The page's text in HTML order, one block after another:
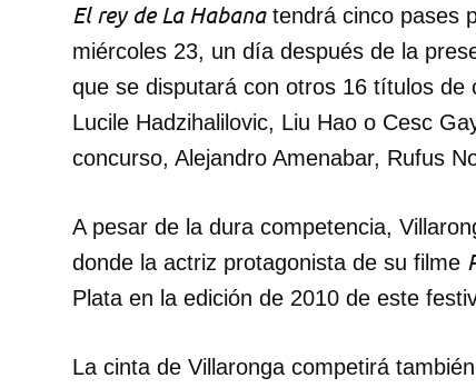
El rey de La Habanatendrá cinco pases
miércoles 23, un día después de la
que se disputará con otros 16 títulos de
Lucile Hadzihalilovic, Liu Hao o Cesc
concurso, Alejandro Amenabar, Rufus
A pesar de la dura competencia,
donde la actriz protagonista de su filme
Plata en la edición de 2010 de este
La cinta de Villaronga competirá